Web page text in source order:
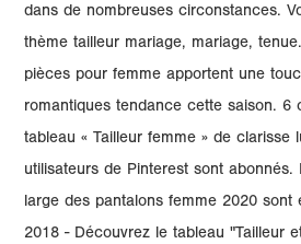
dans de nombreuses circonstances.
thème tailleur mariage, mariage,
pièces pour femme apportent une
romantiques tendance cette saison. 6
tableau « Tailleur femme » de clarisse
utilisateurs de Pinterest sont abonnés.
large des pantalons femme 2020 sont
2018 - Découvrez le tableau "Tailleur